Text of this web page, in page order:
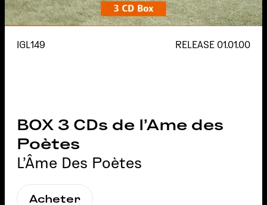
IGL149 RELEASE 01.01.00
BOX 3 CDs de l'Ame des
Poètes
L'Âme Des Poètes
Acheter